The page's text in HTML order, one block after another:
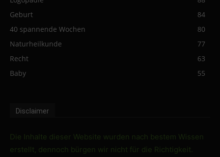
Geburt
84
40 spannende Wochen
80
Naturheilkunde
77
Recht
63
Baby
55
Disclaimer
Die Inhalte dieser Website wurden nach bestem Wissen
erstellt, dennoch bürgen wir nicht für die Richtigkeit.